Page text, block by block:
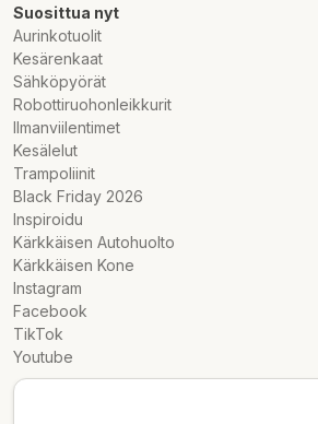
Suosittua nyt
Aurinkotuolit
Kesärenkaat
Sähköpyörät
Robottiruohonleikkurit
Ilmanviilentimet
Kesälelut
Trampoliinit
Black Friday 2026
Inspiroidu
Kärkkäisen Autohuolto
Kärkkäisen Kone
Instagram
Facebook
TikTok
Youtube